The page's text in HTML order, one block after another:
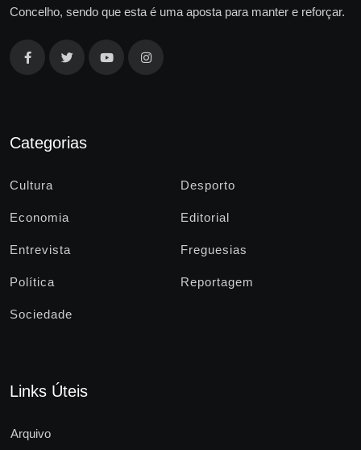
Concelho, sendo que esta é uma aposta para manter e reforçar.
Categorias
Cultura Desporto
Economia Editorial
Entrevista Freguesias
Política Reportagem
Sociedade
Links Úteis
Arquivo